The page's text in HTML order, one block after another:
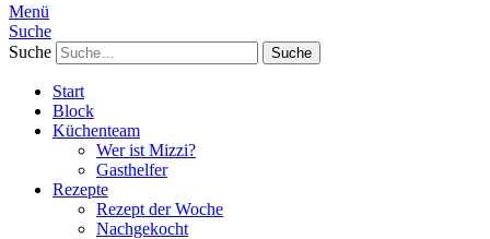
Menü
Suche
Suche
Start
Block
Küchenteam
Wer ist Mizzi?
Gasthelfer
Rezepte
Rezept der Woche
Nachgekocht